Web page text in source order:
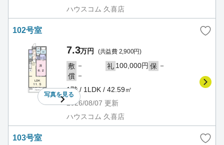
ハウスコム 久喜店
102号室
写真を見る
7.3万円 (共益費 2,900円)
敷 － 礼 100,000円 保 －
償 －
1階 / 1LDK / 42.59㎡
2026/08/07 更新
ハウスコム 久喜店
103号室